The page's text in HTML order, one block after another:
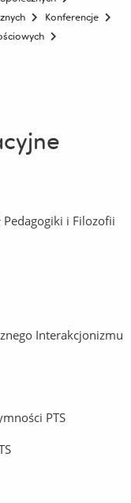
Konferencje
Pedagogiki i Filozofii
Interakcjonizmu
PTS